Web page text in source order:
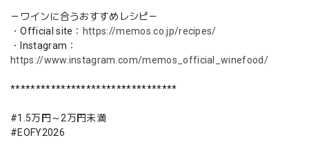
－ワインに合うおすすめレシピ－
・Official site： https://memos.co.jp/recipes/
・Instagram：
https://www.instagram.com/memos_official_winefood/
*********************************
#1.5万円～2万円未満
#EOFY2026